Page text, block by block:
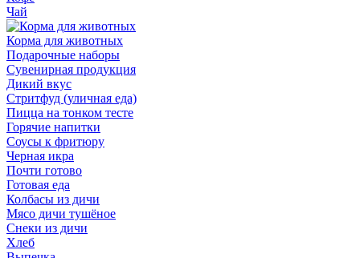
Чай
Корма для животных
Подарочные наборы
Сувенирная продукция
Дикий вкус
Стритфуд (уличная еда)
Пицца на тонком тесте
Горячие напитки
Соусы к фритюру
Черная икра
Почти готово
Готовая еда
Колбасы из дичи
Мясо дичи тушёное
Снеки из дичи
Хлеб